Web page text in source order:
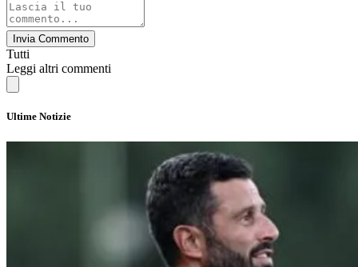
Invia Commento
Tutti
Leggi altri commenti
Ultime Notizie